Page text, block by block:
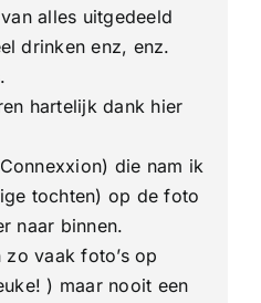
alles uitgedeeld
drinken enz, enz.
hartelijk dank hier
die nam ik
tochten) op de foto
naar binnen.
vaak foto’s op
) maar nooit een